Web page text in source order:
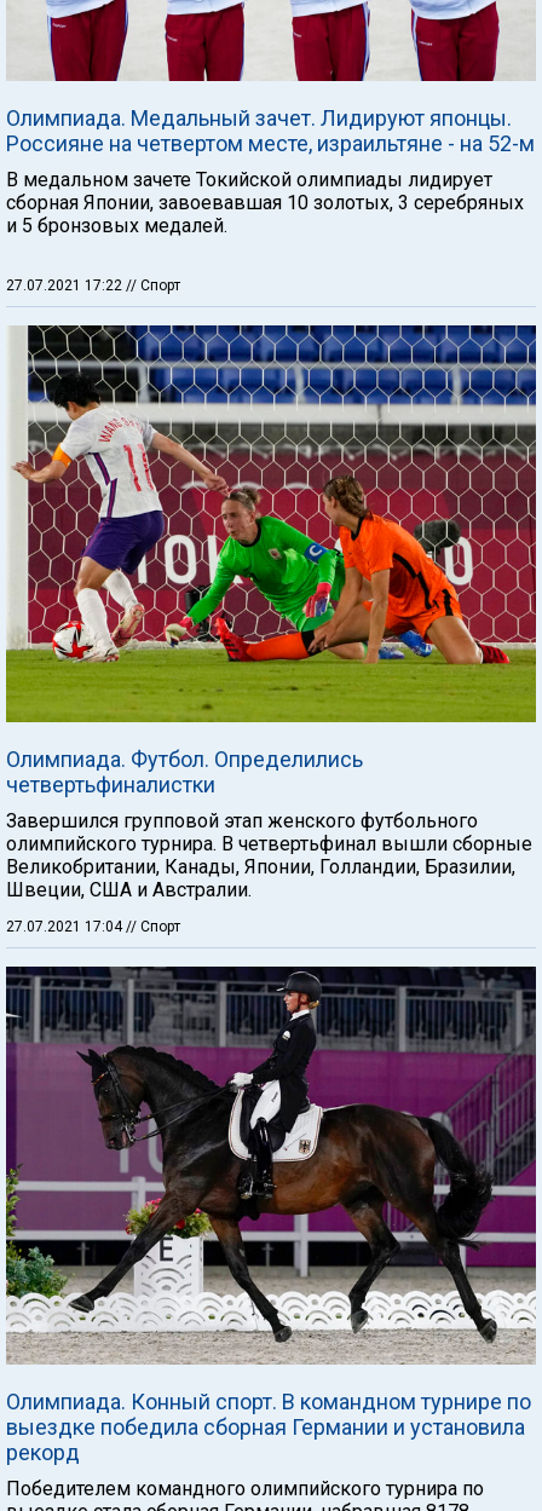
Олимпиада. Медальный зачет. Лидируют японцы.
Россияне на четвертом месте, израильтяне - на 52-м
В медальном зачете Токийской олимпиады лидирует
сборная Японии, завоевавшая 10 золотых, 3 серебряных
и 5 бронзовых медалей.
27.07.2021 17:22 // Спорт
Олимпиада. Футбол. Определились
четвертьфиналистки
Завершился групповой этап женского футбольного
олимпийского турнира. В четвертьфинал вышли сборные
Великобритании, Канады, Японии, Голландии, Бразилии,
Швеции, США и Австралии.
27.07.2021 17:04// Спорт
Олимпиада. Конный спорт. В командном турнире по
выездке победила сборная Германии и установила
рекорд
Победителем командного олимпийского турнира по